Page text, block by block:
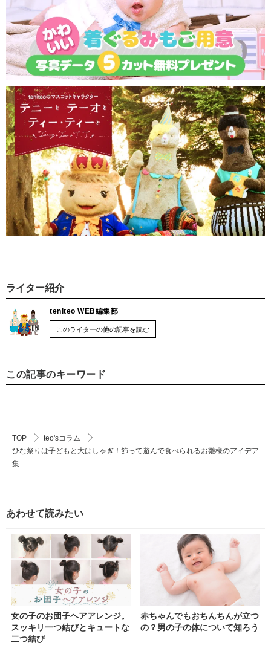
ライター紹介
teniteo WEB編集部
このライターの他の記事を読む
この記事のキーワード
TOP
teo'sコラム
ひな祭りは子どもと大はしゃぎ！飾って遊んで食べられるお雛様のアイデア
集
あわせて読みたい
女の子のお団子ヘアアレンジ。
スッキリ一つ結びとキュートな
二つ結び
赤ちゃんでもおちんちんが立つ
の？男の子の体について知ろう